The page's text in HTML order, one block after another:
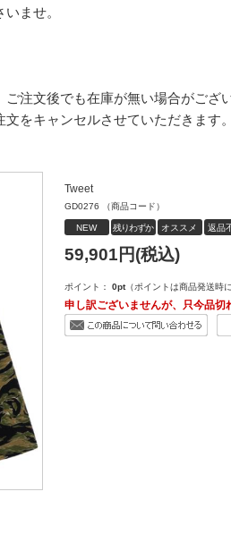
ませ。
注文後でも在庫が無い場合がござ
をキャンセルさせていただきます。
Tweet
GD0276 （商品コード）
NEW 残りわずか オススメ 返品
59,901 円(税込)
ポイント： 0pt（ポイントは商品発送時
申し訳ございませんが、只今品切